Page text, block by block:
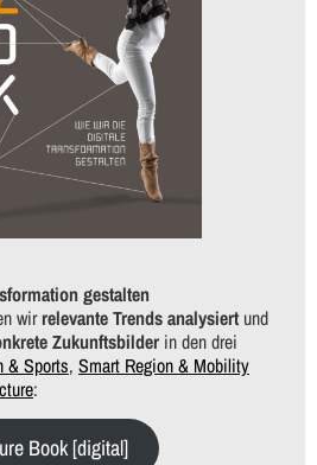
gestalten
wirrelevante Trends analysiertund
Zukunftsbilder in den drei
& Sports, Smart Region & Mobility
:
Book [digital]